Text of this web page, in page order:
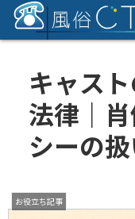
キャス
法律｜
シーの
お役立ち記事